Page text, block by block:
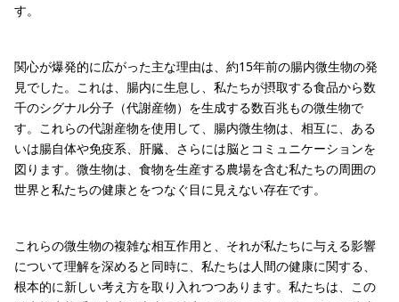
す。
関心が爆発的に広がった主な理由は、約15年前の腸内微生物の発
見でした。これは、腸内に生息し、私たちが摂取する食品から数
千のシグナル分子（代謝産物）を生成する数百兆もの微生物で
す。これらの代謝産物を使用して、腸内微生物は、相互に、ある
いは腸自体や免疫系、肝臓、さらには脳とコミュニケーションを
図ります。微生物は、食物を生産する農場を含む私たちの周囲の
世界と私たちの健康とをつなぐ目に見えない存在です。
これらの微生物の複雑な相互作用と、それが私たちに与える影響
について理解を深めると同時に、私たちは人間の健康に関する、
根本的に新しい考え方を取り入れつつあります。私たちは、この